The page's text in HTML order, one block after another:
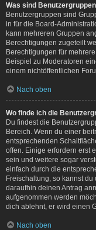
Was sind
Benutzergruppen sind
in für die Board-
kann mehreren Gruppen
Berechtigungen zugeteilt
Berechtigungen für
Beispiel zu Moderatoren
einem nichtöffentlichen
Nach oben
Wo finde ich die
Du findest die
Bereich. Wenn du einer
entsprechenden
offen. Einige erfordern erst
sein und weitere sogar
einfach durch die
Freischaltung, so kannst
daraufhin deinen Antrag
aufgenommen werden
dich ablehnt, er wird einen
Nach oben